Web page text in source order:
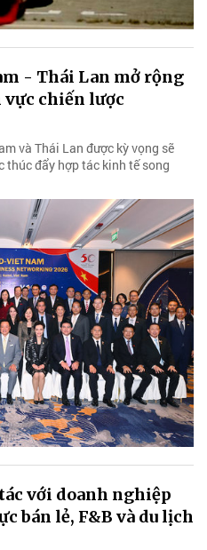
- Thái Lan mở rộng
chiến lược
và Thái Lan được kỳ vọng sẽ
đẩy hợp tác kinh tế song
với doanh nghiệp
bán lẻ, F&B và du lịch